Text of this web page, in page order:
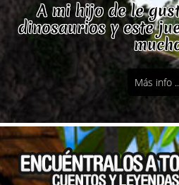
A mi hijo de le
dinosaurios y este
Más info